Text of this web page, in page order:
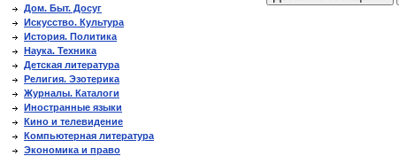
Дом. Быт. Досуг
Искусство. Культура
История. Политика
Наука. Техника
Детская литература
Религия. Эзотерика
Журналы. Каталоги
Иностранные языки
Кино и телевидение
Компьютерная литература
Экономика и право